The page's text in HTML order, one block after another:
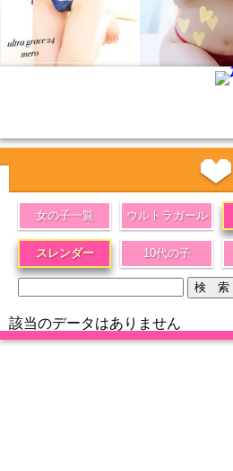
女の子一覧 ウルトラガール
スレンダー 10代の子
該当のデータはありません